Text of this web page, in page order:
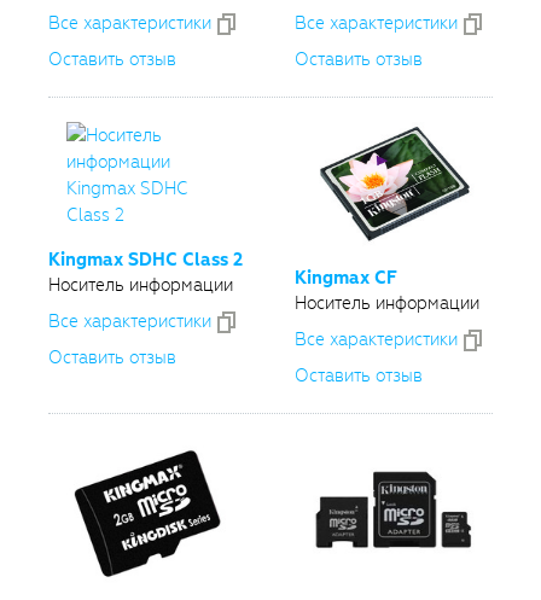
Все xарактеристики
Оставить отзыв
Все xарактеристики
Оставить отзыв
Kingmax SDHC Class 2
Носитель информации
Все xарактеристики
Оставить отзыв
Kingmax CF
Носитель информации
Все xарактеристики
Оставить отзыв